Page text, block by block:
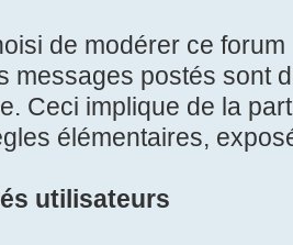
de modérer ce
messages postés sont
Ceci implique de la
élémentaires,
utilisateurs